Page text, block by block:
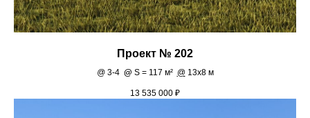
Проект № 202
@ 3-4 @ S = 117 м² @13х8 м
13 535 000 ₽